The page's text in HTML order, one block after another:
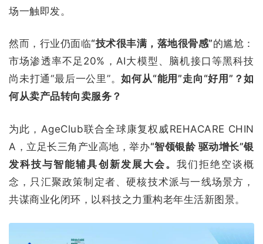
场一触即发。
然而，行业仍面临“技术很丰满，落地很骨感”的尴尬：
市场渗透率不足20%，AI大模型、脑机接口等黑科技
尚未打通“最后一公里”。如何从“能用”走向“好用”？如
何从卖产品转向卖服务？
为此，AgeClub联合全球康复权威REHACARE CHIN
A，立足长三角产业高地，举办“智领银龄 驱动增长”银
发科技与智能辅具创新发展大会。我们拒绝空谈概
念，只汇聚政策制定者、硬核技术派与一线场景方，
共谋商业化闭环，以科技之力重构老年生活新图景。